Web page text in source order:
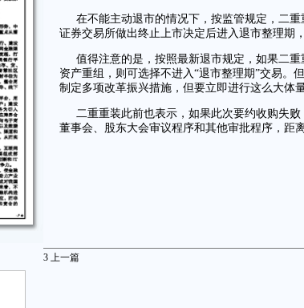
在不能主动退市的情况下，按监管规定，二
证券交易所做出终止上市决定后进入退市整理期
值得注意的是，按照最新退市规定，如果二
资产重组，则可选择不进入“退市整理期”交易。
制定多项改革振兴措施，但要立即进行这么大体
二重重装此前也表示，如果此次要约收购失
董事会、股东大会审议程序和其他审批程序，距
3上一篇